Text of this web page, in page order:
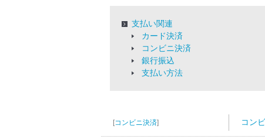
支払い関連
カード決済
コンビニ決済
銀行振込
支払い方法
[コンビニ決済] コン